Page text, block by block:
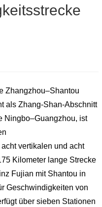
Zhangzhou–Shantou
als Zhang-Shan-Abschnitt
Ningbo–Guangzhou, ist
vertikalen und acht
Kilometer lange Strecke
Fujian mit Shantou in
Geschwindigkeiten von
über sieben Stationen